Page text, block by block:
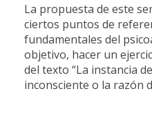
La propuesta de este
ciertos puntos de
fundamentales del
objetivo, hacer un
del texto “La instancia
inconsciente o la razón